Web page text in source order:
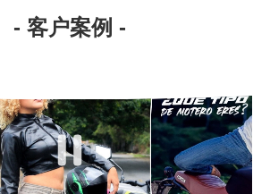
- 客户案例 -